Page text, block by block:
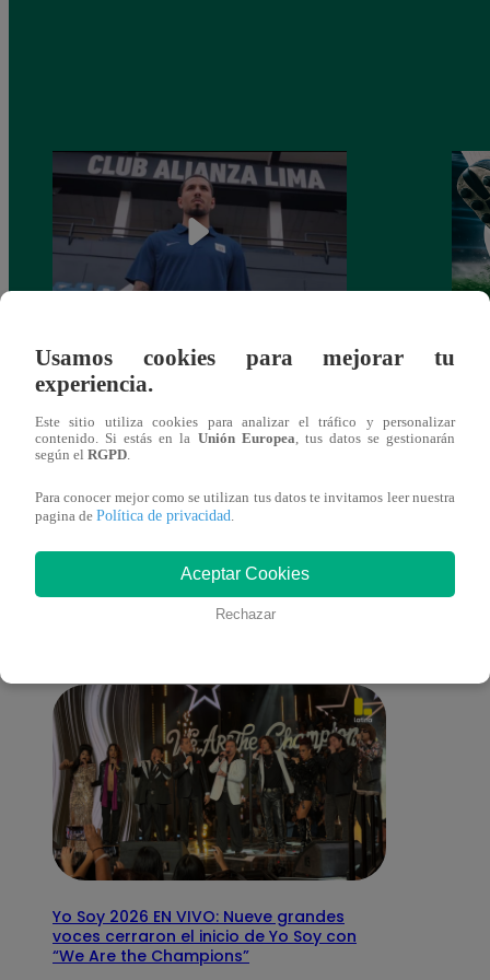
Alianza Lima: así anunció a Sergio Peña
como nuevo fichaje para el Torneo
También te puede
interesar
Yo Soy 2026 EN VIVO: Nueve grandes
voces cerraron el inicio de Yo Soy con
“We Are the Champions”
Usamos cookies para mejorar tu
experiencia.
Este sitio utiliza cookies para analizar el tráfico y personalizar
contenido. Si estás en la Unión Europea, tus datos se gestionarán
según el RGPD.
Para conocer mejor como se utilizan tus datos te invitamos leer nuestra
pagina de Política de privacidad.
Aceptar Cookies
Rechazar